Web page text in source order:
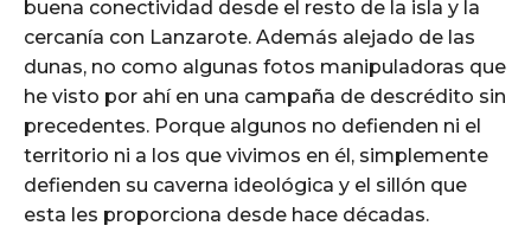
buena conectividad desde el resto de la isla y la
cercanía con Lanzarote. Además alejado de las
dunas, no como algunas fotos manipuladoras que
he visto por ahí en una campaña de descrédito sin
precedentes. Porque algunos no defienden ni el
territorio ni a los que vivimos en él, simplemente
defienden su caverna ideológica y el sillón que
esta les proporciona desde hace décadas.